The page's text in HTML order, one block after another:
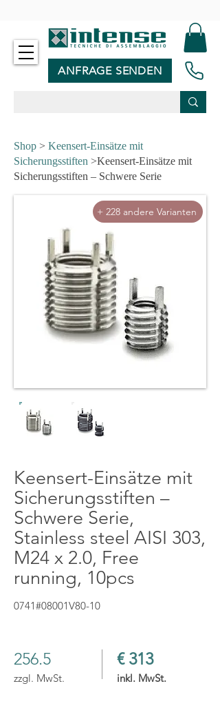
ANFRAGE SENDEN
Shop > Keensert-Einsätze mit
Sicherungsstiften >Keensert-Einsätze mit
Sicherungsstiften – Schwere Serie
+ 228 andere Varianten
Keensert-Einsätze mit
Sicherungsstiften –
Schwere Serie,
Stainless steel AISI 303,
M24 x 2.0, Free
running, 10pcs
0741#08001V80-10
256.5
zzgl. MwSt.
€ 313
inkl. MwSt.